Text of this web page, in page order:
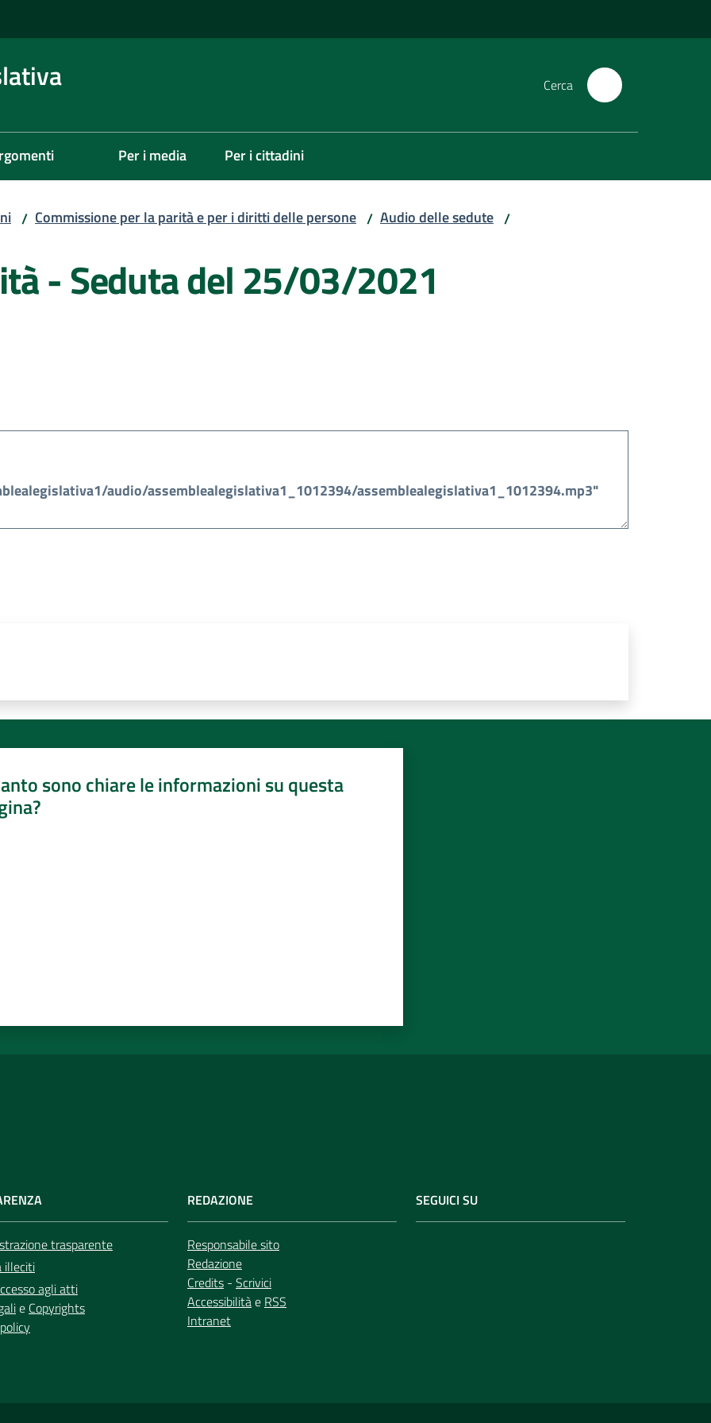
Cerca
Per i media Per i cittadini
/ Commissione per la parità e per i diritti delle persone / Audio delle sedute /
- Seduta del 25/03/2021
sono chiare le informazioni su questa
trasparente
illeciti
agli atti
e Copyrights
REDAZIONE
Responsabile sito
Redazione
Credits - Scrivici
Accessibilitàe RSS
Intranet
SEGUICI SU